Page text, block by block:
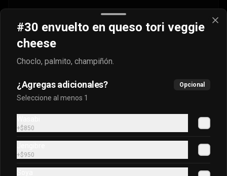
$4.500
#13b envuelto en masago
Kanikama, palta cebollín.
$4.500
#13c envuelto en sésamo
california kani
#30 envuelto en queso tori veggie
cheese
Choclo, palmito, champiñón.
¿Agregas adicionales? Opcional
Seleccione al menos 1
+$850
+$950